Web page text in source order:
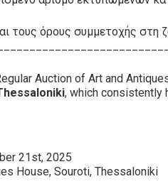
τους όρους συμμετοχής
Auction of Art and
, which consistently
21st, 2025
House, Souroti, Thessaloniki